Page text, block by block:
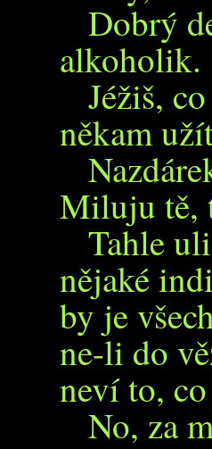
Dobrý
alkoholik.
Jéžiš,
někam
Miluju tě,
Tahle
nějaké
by je
ne-li do
neví to,
No, za